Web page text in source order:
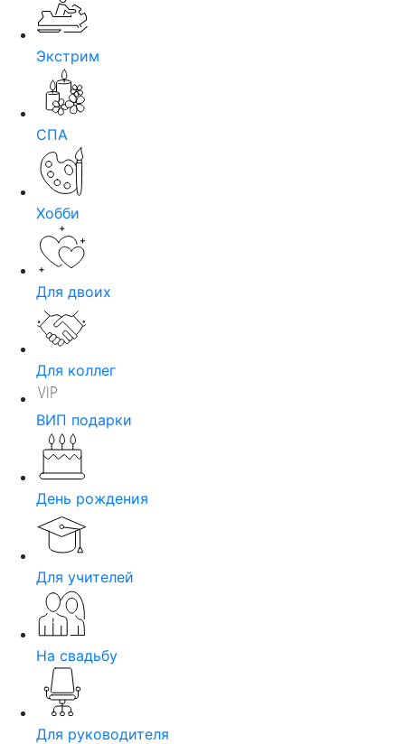
Экстрим
СПА
Хобби
Для двоих
Для коллег
ВИП подарки
День рождения
Для учителей
На свадьбу
Для руководителя